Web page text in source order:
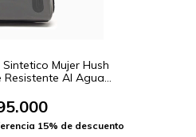
Mujer Hush
Resistente Al Agua
15% de descuento